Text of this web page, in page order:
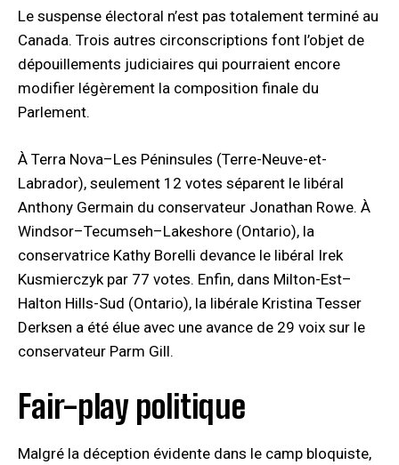
Le suspense électoral n’est pas totalement terminé au
Canada. Trois autres circonscriptions font l’objet de
dépouillements judiciaires qui pourraient encore
modifier légèrement la composition finale du
Parlement.
À Terra Nova–Les Péninsules (Terre-Neuve-et-
Labrador), seulement 12 votes séparent le libéral
Anthony Germain du conservateur Jonathan Rowe. À
Windsor–Tecumseh–Lakeshore (Ontario), la
conservatrice Kathy Borelli devance le libéral Irek
Kusmierczyk par 77 votes. Enfin, dans Milton-Est–
Halton Hills-Sud (Ontario), la libérale Kristina Tesser
Derksen a été élue avec une avance de 29 voix sur le
conservateur Parm Gill.
Fair-play politique
Malgré la déception évidente dans le camp bloquiste,